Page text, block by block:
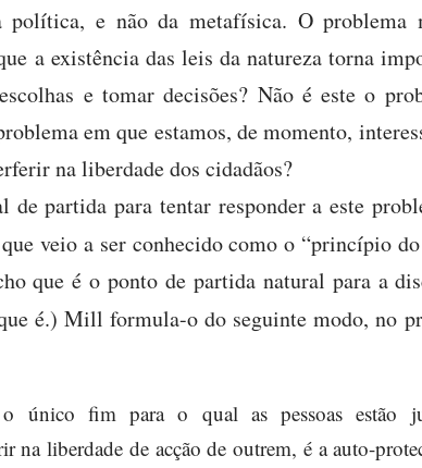
e não da metafísica. O problema
a existência das leis da natureza torna
e tomar decisões? Não é este o
em que estamos, de momento,
na liberdade dos cidadãos?
de partida para tentar responder a este
veio a ser conhecido como o “princípio
que é o ponto de partida natural para a
é.) Mill formula-o do seguinte modo, no
único fim para o qual as pessoas estão
na liberdade de acção de outrem, é a auto-